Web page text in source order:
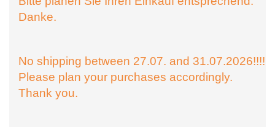
Danke.
No shipping between 27.07. and 31.07.2026!!!!
Please plan your purchases accordingly.
Thank you.